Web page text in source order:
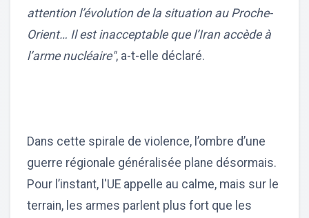
attention l’évolution de la situation au Proche-
Orient… Il est inacceptable que l’Iran accède à
l’arme nucléaire", a-t-elle déclaré.
Dans cette spirale de violence, l’ombre d’une
guerre régionale généralisée plane désormais.
Pour l’instant, l'UE appelle au calme, mais sur le
terrain, les armes parlent plus fort que les